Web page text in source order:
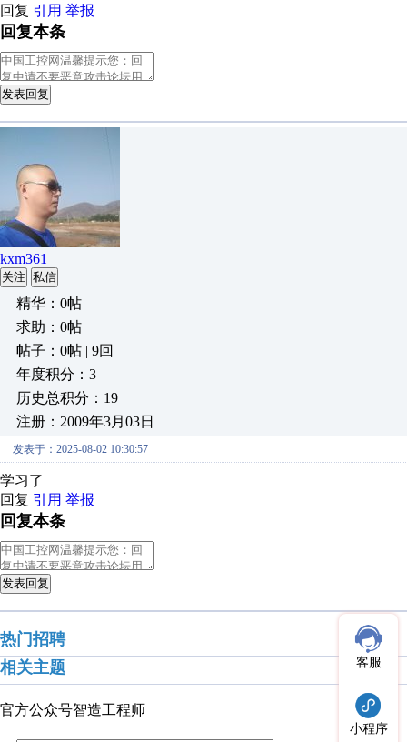
回复 引用 举报
回复本条
发表回复
kxm361
关注 私信
精华：0帖
求助：0帖
帖子：0帖 | 9回
年度积分：3
历史总积分：19
注册：2009年3月03日
发表于：2025-08-02 10:30:57
学习了
回复 引用 举报
回复本条
发表回复
热门招聘
相关主题
官方公众号智造工程师
客服
小程序